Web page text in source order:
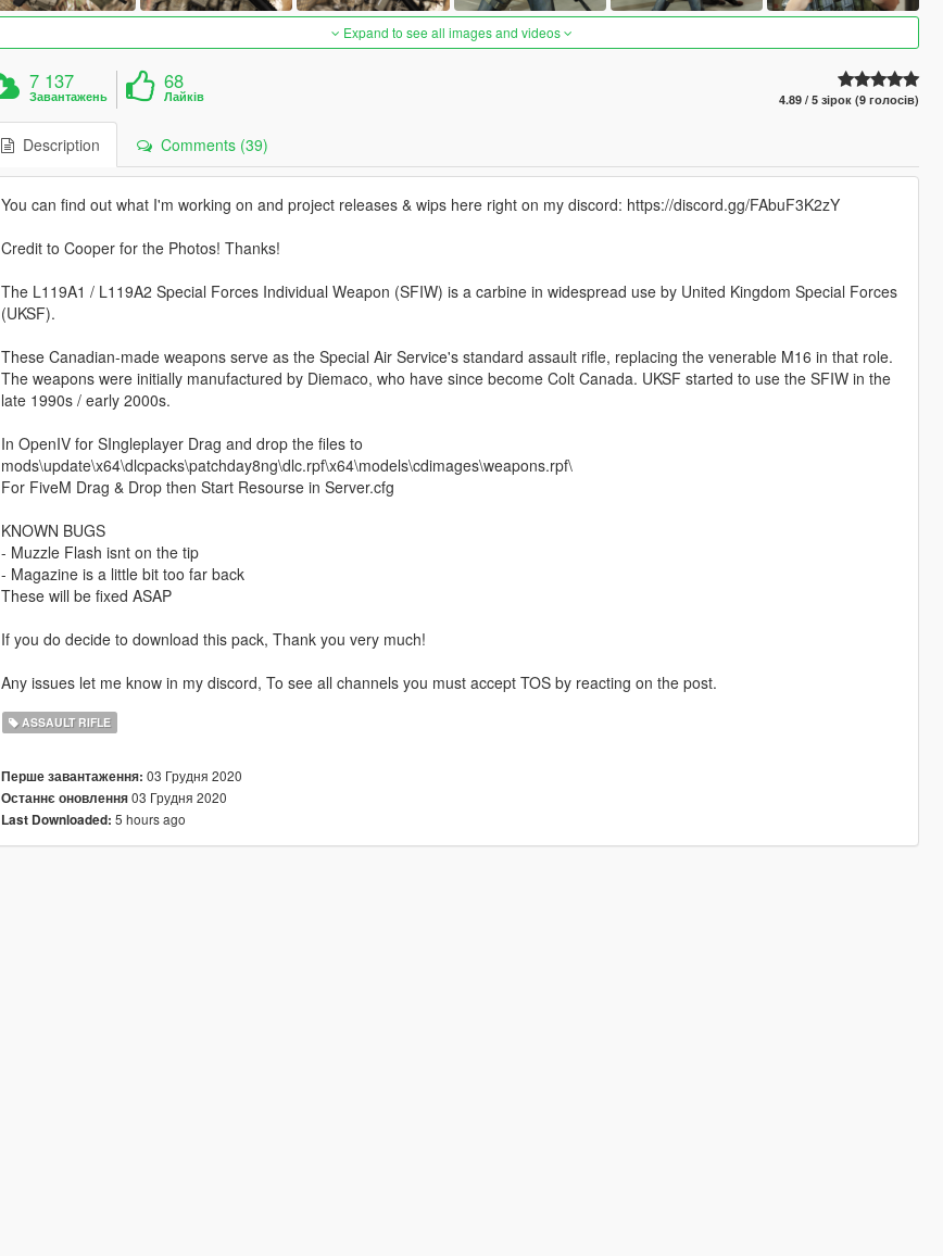
Expand to see all images and videos
7 137
Завантажень
68
Лайків 4.89 / 5 зірок (9 голосів)
Description Comments (39)
You can find out what I'm working on and project releases & wips here right on my discord: https://discord.gg/FAbuF3K2zY
Credit to Cooper for the Photos! Thanks!
The L119A1 / L119A2 Special Forces Individual Weapon (SFIW) is a carbine in widespread use by United Kingdom Special Forces
(UKSF).
These Canadian-made weapons serve as the Special Air Service's standard assault rifle, replacing the venerable M16 in that role.
The weapons were initially manufactured by Diemaco, who have since become Colt Canada. UKSF started to use the SFIW in the
late 1990s / early 2000s.
In OpenIV for SIngleplayer Drag and drop the files to
mods\update\x64\dlcpacks\patchday8ng\dlc.rpf\x64\models\cdimages\weapons.rpf\
For FiveM Drag & Drop then Start Resourse in Server.cfg
KNOWN BUGS
- Muzzle Flash isnt on the tip
- Magazine is a little bit too far back
These will be fixed ASAP
If you do decide to download this pack, Thank you very much!
Any issues let me know in my discord, To see all channels you must accept TOS by reacting on the post.
ASSAULT RIFLE
Перше завантаження: 03 Грудня 2020
Останнє оновлення03 Грудня 2020
Last Downloaded: 5 hours ago